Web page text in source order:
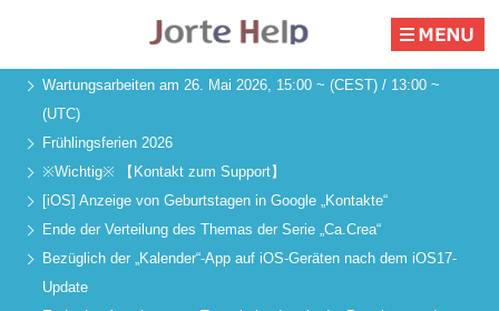
Wartungsarbeiten am 26. Mai 2026, 15:00 ~ (CEST) / 13:00 ~
(UTC)
Frühlingsferien 2026
※Wichtig※ 【Kontakt zum Support】
[iOS] Anzeige von Geburtstagen in Google „Kontakte“
Ende der Verteilung des Themas der Serie „Ca.Crea“
Bezüglich der „Kalender“-App auf iOS-Geräten nach dem iOS17-
Update